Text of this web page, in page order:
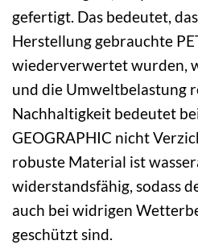
gefertigt. Das bedeutet,
Herstellung gebrauchte
wiederverwertet wurden,
und die Umweltbelastung
Nachhaltigkeit bedeutet
GEOGRAPHIC nicht
robuste Material ist
widerstandsfähig, sodass
auch bei widrigen
geschützt sind.